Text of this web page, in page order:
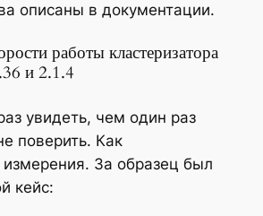
описаны в документации.
работы кластеризатора
и 2.1.4
увидеть, чем один раз
поверить. Как
измерения. За образец был
кейс: